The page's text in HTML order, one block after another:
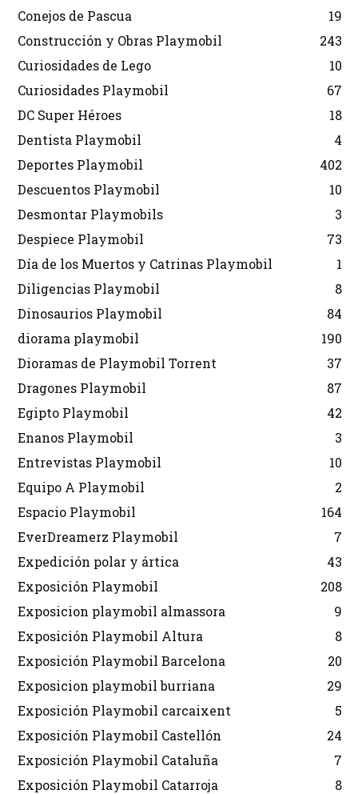
Conejos de Pascua
19
Construcción y Obras Playmobil
243
Curiosidades de Lego
10
Curiosidades Playmobil
67
DC Super Héroes
18
Dentista Playmobil
4
Deportes Playmobil
402
Descuentos Playmobil
10
Desmontar Playmobils
3
Despiece Playmobil
73
Día de los Muertos y Catrinas Playmobil
1
Diligencias Playmobil
8
Dinosaurios Playmobil
84
diorama playmobil
190
Dioramas de Playmobil Torrent
37
Dragones Playmobil
87
Egipto Playmobil
42
Enanos Playmobil
3
Entrevistas Playmobil
10
Equipo A Playmobil
2
Espacio Playmobil
164
EverDreamerz Playmobil
7
Expedición polar y ártica
43
Exposición Playmobil
208
Exposicion playmobil almassora
9
Exposición Playmobil Altura
8
Exposición Playmobil Barcelona
20
Exposicion playmobil burriana
29
Exposición Playmobil carcaixent
5
Exposición Playmobil Castellón
24
Exposición Playmobil Cataluña
7
Exposición Playmobil Catarroja
8